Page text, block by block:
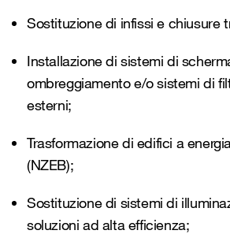
Sostituzione di infissi e chiusure
Installazione di sistemi di
ombreggiamento e/o sistemi di
esterni;
Trasformazione di edifici a
(NZEB);
Sostituzione di sistemi di
soluzioni ad alta efficienza;